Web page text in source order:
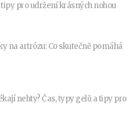
pro udržení krásných nohou
na artrózu: Co skutečně pomáhá
nehty? Čas, typy gelů a tipy pro